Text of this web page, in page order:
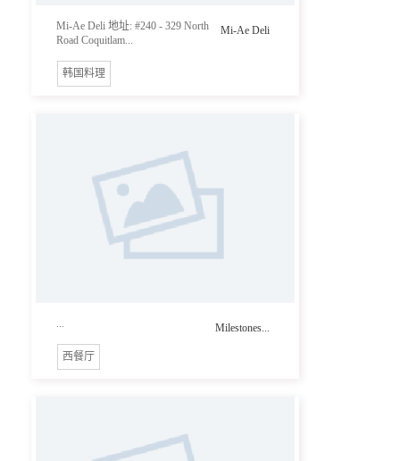
Mi-Ae Deli
Mi-Ae Deli 地址: #240 - 329 North
Road Coquitlam...
韩国料理
Milestones...
西餐厅